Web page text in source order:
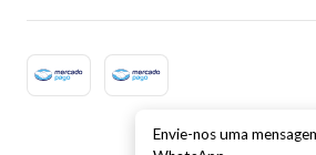
2026 Earty Digital.
Envie-nos uma